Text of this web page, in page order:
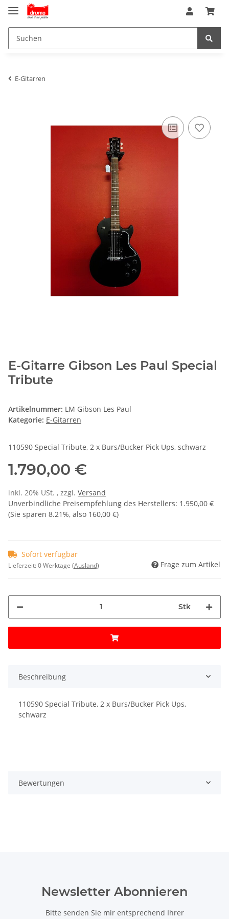
E-Gitarren
E-Gitarre Gibson Les Paul Special
Tribute
Artikelnummer: LM Gibson Les Paul
Kategorie: E-Gitarren
110590 Special Tribute, 2 x Burs/Bucker Pick Ups, schwarz
1.790,00 €
inkl. 20% USt. , zzgl. Versand
Unverbindliche Preisempfehlung des Herstellers: 1.950,00 €
(Sie sparen 8.21%, also 160,00 €)
Sofort verfügbar
Lieferzeit:0 Werktage (Ausland) Frage zum Artikel
Stk
Beschreibung
110590 Special Tribute, 2 x Burs/Bucker Pick Ups,
schwarz
Bewertungen
Newsletter Abonnieren
Bitte senden Sie mir entsprechend Ihrer